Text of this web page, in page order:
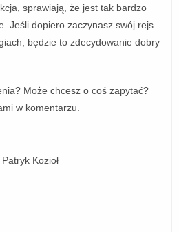
sprawiają, że jest tak bardzo
Jeśli dopiero zaczynasz swój rejs
będzie to zdecydowanie dobry
Może chcesz o coś zapytać?
w komentarzu.